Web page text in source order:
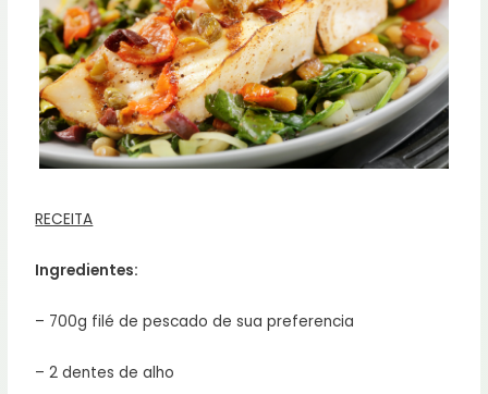
RECEITA
Ingredientes:
– 700g filé de pescado de sua preferencia
– 2 dentes de alho